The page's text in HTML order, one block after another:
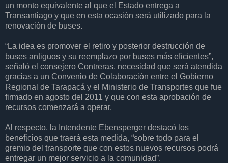
un monto equivalente al que el Estado entrega a
Transantiago y que en esta ocasión será utilizado para la
renovación de buses.
“La idea es promover el retiro y posterior destrucción de
buses antiguos y su reemplazo por buses más eficientes”,
señaló el consejero Contreras, necesidad que será atendida
gracias a un Convenio de Colaboración entre el Gobierno
Regional de Tarapacá y el Ministerio de Transportes que fue
firmado en agosto del 2011 y que con esta aprobación de
recursos comenzará a operar.
Al respecto, la Intendente Ebensperger destacó los
beneficios que traerá esta medida, “sobre todo para el
gremio del transporte que con estos nuevos recursos podrá
entregar un mejor servicio a la comunidad”.